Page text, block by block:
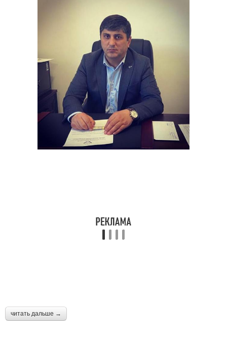
читать дальше →